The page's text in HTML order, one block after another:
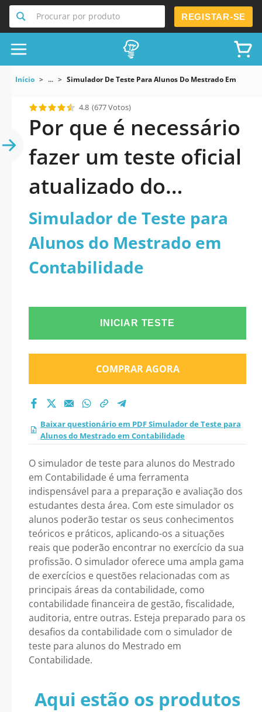
Procurar por produto REGISTAR-SE
Início ... Simulador De Teste Para Alunos Do Mestrado Em
4.8 (677 Votos)
Por que é necessário
fazer um teste oficial
atualizado do
Simulador de Teste
para Alunos do
Mestrado em
Contabilidade 2026?
Simulador de Teste para
Alunos do Mestrado em
Contabilidade
INICIAR TESTE
COMPRAR AGORA
Baixar questionário em PDF Simulador de Teste para
Alunos do Mestrado em Contabilidade
O simulador de teste para alunos do Mestrado
em Contabilidade é uma ferramenta
indispensável para a preparação e avaliação dos
estudantes desta área. Com este simulador os
alunos poderão testar os seus conhecimentos
teóricos e práticos, aplicando-os a situações
reais que poderão encontrar no exercício da sua
profissão. O simulador oferece uma ampla gama
de exercícios e questões relacionadas com as
principais áreas da contabilidade, como
contabilidade financeira de gestão, fiscalidade,
auditoria, entre outras. Esteja preparado para os
desafios da contabilidade com o simulador de
teste para alunos do Mestrado em
Contabilidade.
Aqui estão os produtos